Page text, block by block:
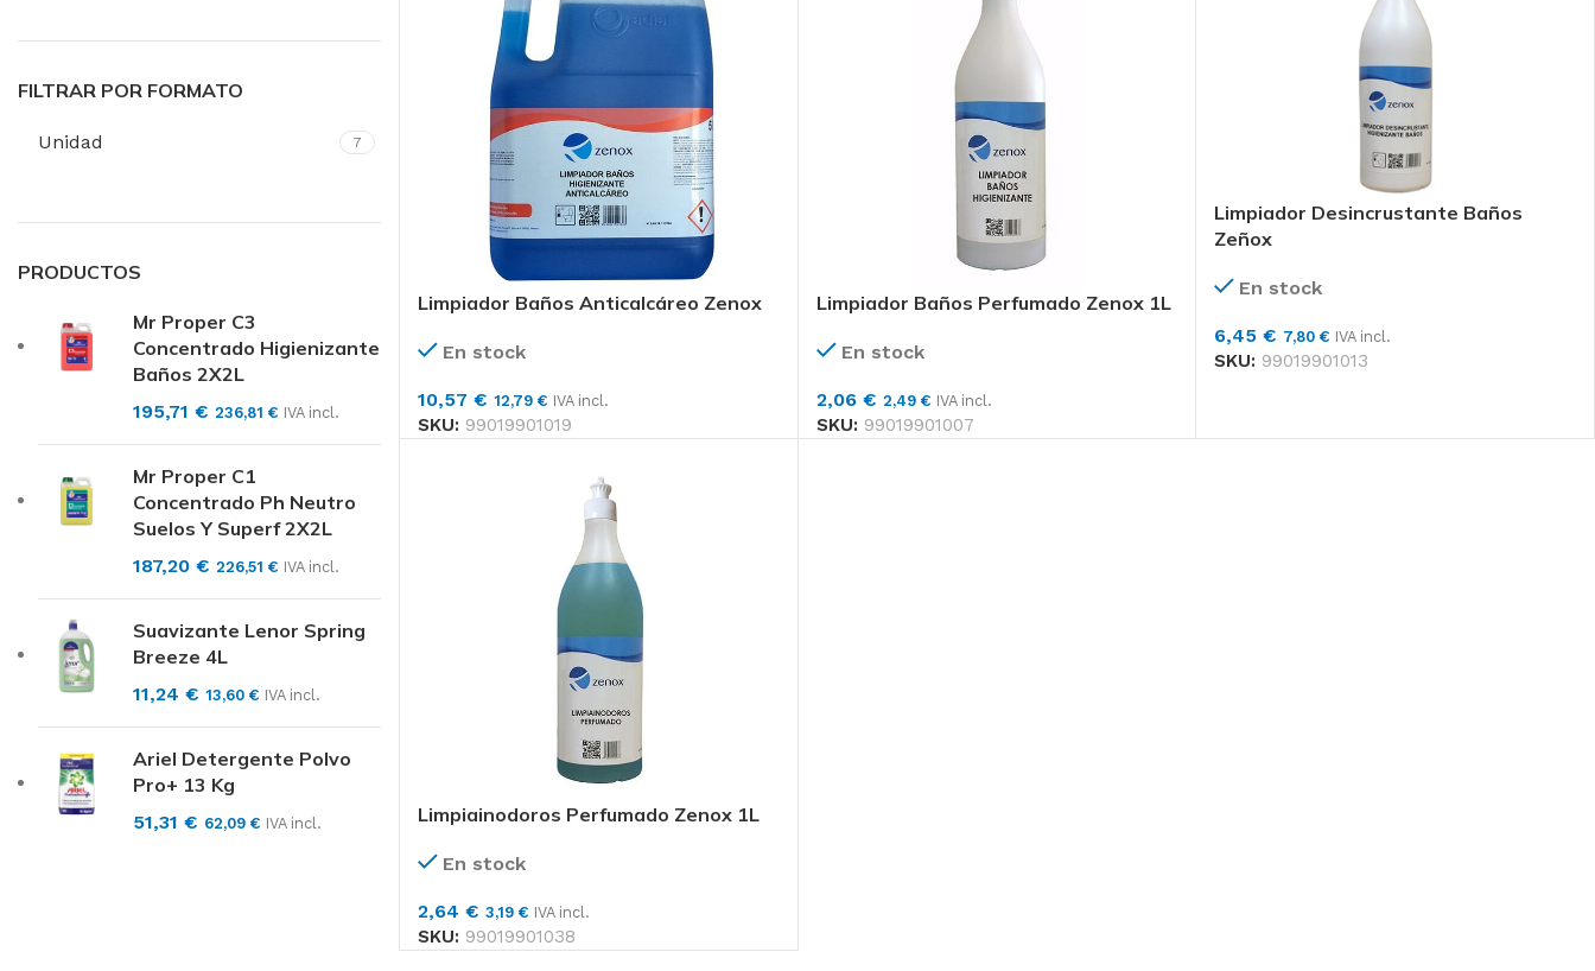
Secado de Manos
Productos de
Celulosa
Toallitas, bobinas, papel
higiénico, dispensadores
Productos
Limpieza De
Larga Duración
Color
117,71 €
incl.
55,99
Tork Pañuelos
FILTRAR POR FORMATO
Unidad 7
PRODUCTOS
Mr Proper C3
Concentrado Higienizante
Baños 2X2L
195,71 € 236,81 € IVA incl.
Mr Proper C1
Concentrado Ph Neutro
Suelos Y Superf 2X2L
187,20 € 226,51 € IVA incl.
Suavizante Lenor Spring
Breeze 4L
11,24 € 13,60 € IVA incl.
Ariel Detergente Polvo
Pro+ 13 Kg
51,31 € 62,09 € IVA incl.
Limpiador Baños Anticalcáreo Zenox
En stock
10,57 € 12,79 € IVA incl.
SKU: 99019901019
Limpiador Baños Perfumado Zenox 1L
En stock
2,06 € 2,49 € IVA incl.
SKU: 99019901007
Limpiador Desincrustante Baños
Zeñox
En stock
6,45€ 7,80€ IVA incl.
SKU: 99019901013
Limpiainodoros Perfumado Zenox 1L
En stock
2,64 € 3,19 € IVA incl.
SKU: 99019901038